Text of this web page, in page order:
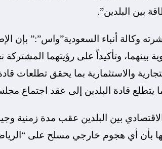
بين البلدين”.
وكالة أنباء السعودية”واس”:” بإن
بينهما، وتأكيداً على رؤيتهما
والاستثمارية بما يحقق تطلعات
يتطلع قادة البلدين إلى عقد اجتماع
الاقتصادي بين البلدين عقب مدة زمنية
بأن أي هجوم خارجي مسلح على